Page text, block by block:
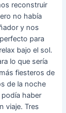
reconstruir
no había
y nos
para
bajo el sol.
lo que sería
fiesteros de
de la noche
haber
viaje. Tres